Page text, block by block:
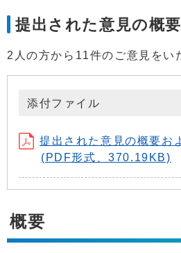
提出された意見の概
2人の方から11件のご意見をい
添付ファイル
提出された意見の概要お
(PDF形式、370.19KB)
概要